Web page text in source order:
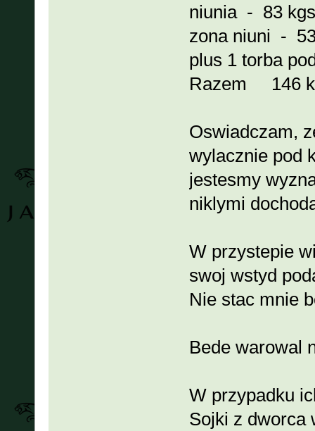
niunia - 83 kgs
zona niuni -
plus 1 torba
Razem 146
Oswiadczam,
wylacznie pod
jestesmy
niklymi
W przystepie
swoj wstyd
Nie stac mnie
Bede warowal
W przypadku
Sojki z dworca